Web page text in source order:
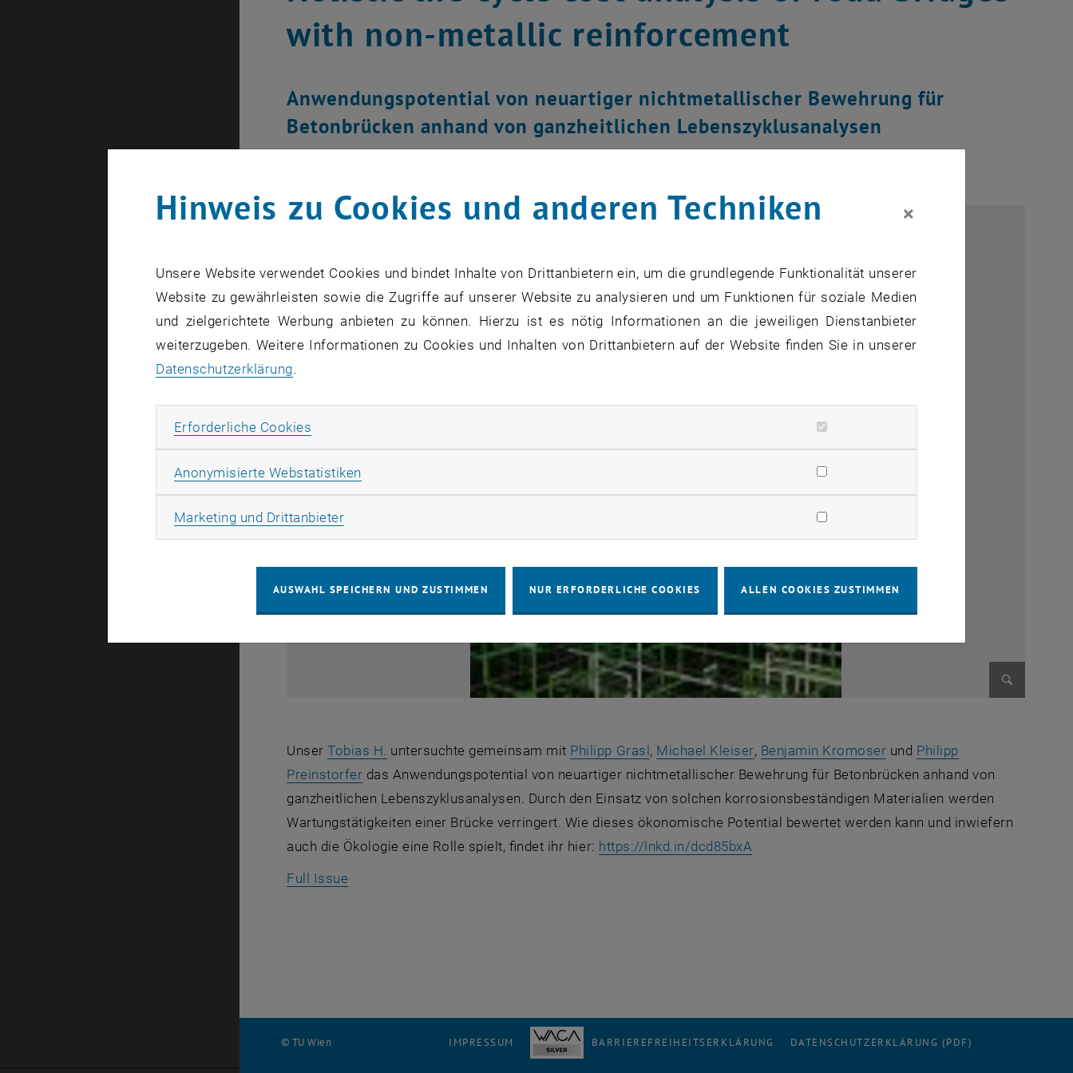
with non-metallic reinforcement
Anwendungspotential von neuartiger nichtmetallischer Bewehrung für
Betonbrücken anhand von ganzheitlichen Lebenszyklusanalysen
UnserTobias H. , öffnet eine externe URL in einem neuen Fenster
untersuchte gemeinsam mit Philipp Grasl , öffnet eine externe URL in einem neuen Fenster
, Michael Kleiser, öffnet eine externe URL in einem neuen Fenster
, Benjamin Kromoser, öffnet eine externe URL in
und Philipp
Preinstorfer, öffnet eine externe URL in einem neuen Fenster
das Anwendungspotential von neuartiger nichtmetallischer Bewehrung für Betonbrücken anhand von
ganzheitlichen Lebenszyklusanalysen. Durch den Einsatz von solchen korrosionsbeständigen Materialien werden
Wartungstätigkeiten einer Brücke verringert. Wie dieses ökonomische Potential bewertet werden kann und inwiefern
auch die Ökologie eine Rolle spielt, findet ihr hier: https://lnkd.in/dcd85bxA
Full Issue
© TU Wien IMPRESSUM BARRIEREFREIHEITSERKLÄRUNG DATENSCHUTZERKLÄRUNG (PDF)
Hinweis zu Cookies und anderen Techniken ×
Unsere Website verwendet Cookies und bindet Inhalte von Drittanbietern ein, um die grundlegende Funktionalität unserer
Website zu gewährleisten sowie die Zugriffe auf unserer Website zu analysieren und um Funktionen für soziale Medien
und zielgerichtete Werbung anbieten zu können. Hierzu ist es nötig Informationen an die jeweiligen Dienstanbieter
weiterzugeben. Weitere Informationen zu Cookies und Inhalten von Drittanbietern auf der Website finden Sie in unserer
Datenschutzerklärung.
Erforderliche Cookies
Anonymisierte Webstatistiken
Marketing und DrittanbieterMarketing Cookies zulassen
AUSWAHL SPEICHERN UND ZUSTIMMEN NUR ERFORDERLICHE COOKIES ALLEN COOKIES ZUSTIMMEN